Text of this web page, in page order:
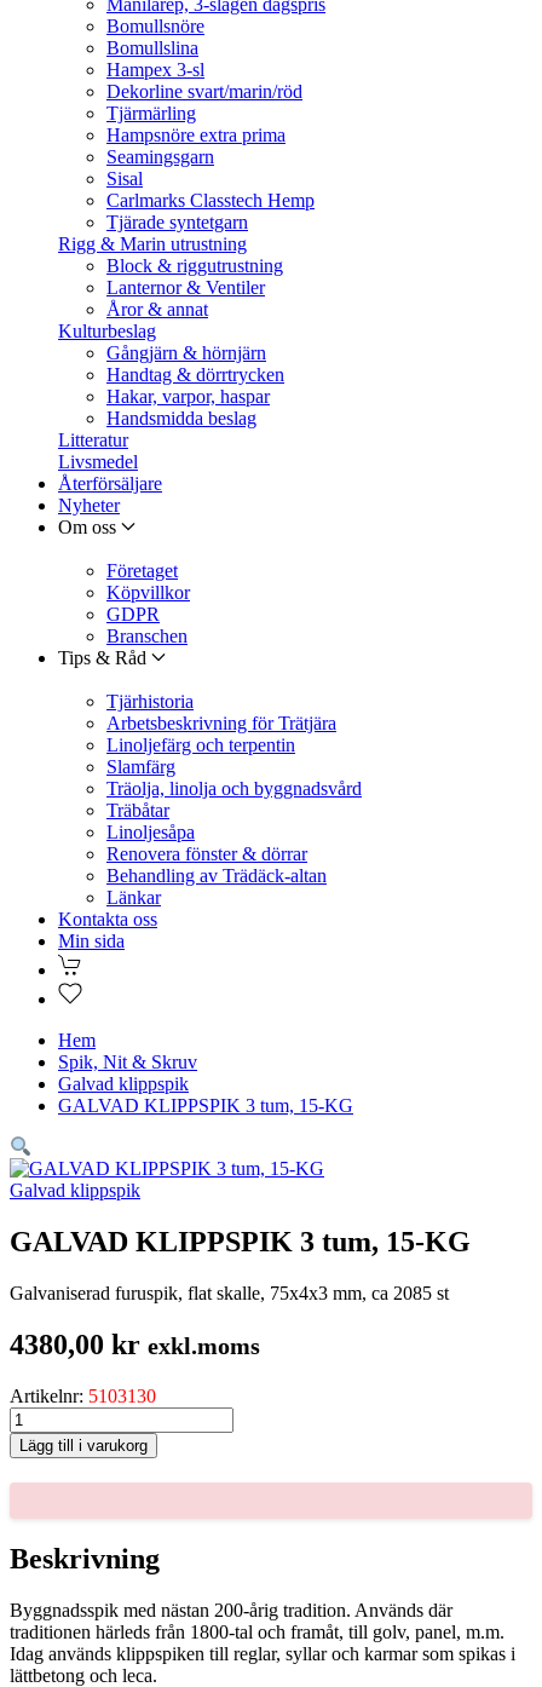
Manilarep, 3-slagen dagspris
Bomullsnöre
Bomullslina
Hampex 3-sl
Dekorline svart/marin/röd
Tjärmärling
Hampsnöre extra prima
Seamingsgarn
Sisal
Carlmarks Classtech Hemp
Tjärade syntetgarn
Rigg & Marin utrustning
Block & riggutrustning
Lanternor & Ventiler
Åror & annat
Kulturbeslag
Gångjärn & hörnjärn
Handtag & dörrtrycken
Hakar, varpor, haspar
Handsmidda beslag
Litteratur
Livsmedel
Återförsäljare
Nyheter
Om oss
Företaget
Köpvillkor
GDPR
Branschen
Tips & Råd
Tjärhistoria
Arbetsbeskrivning för Trätjära
Linoljefärg och terpentin
Slamfärg
Träolja, linolja och byggnadsvård
Träbåtar
Linoljesåpa
Renovera fönster & dörrar
Behandling av Trädäck-altan
Länkar
Kontakta oss
Min sida
Hem
Spik, Nit & Skruv
Galvad klippspik
GALVAD KLIPPSPIK 3 tum, 15-KG
Galvad klippspik
GALVAD KLIPPSPIK 3 tum, 15-KG
Galvaniserad furuspik, flat skalle, 75x4x3 mm, ca 2085 st
4380,00 kr exkl.moms
Artikelnr: 5103130
GALVAD
KLIPPSPIK
3
tum,
KG
mängd
Lägg till i varukorg
Beskrivning
Byggnadsspik med nästan 200-årig tradition. Används där
traditionen härleds från 1800-tal och framåt, till golv, panel, m.m.
Idag används klippspiken till reglar, syllar och karmar som spikas i
lättbetong och leca.